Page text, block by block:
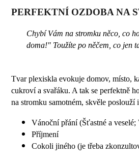
5
PERFEKTNÍ OZDOBA NA
Chybí Vám na stromku něco, co
doma!" Toužíte po něčem, co jen
Tvar plexiskla evokuje domov, místo,
cukroví a svařáku. A tak se perfektně
na stromku samotném, skvěle
Vánoční přání (Šťastné a
Příjmení
Cokoli jiného (je třeba